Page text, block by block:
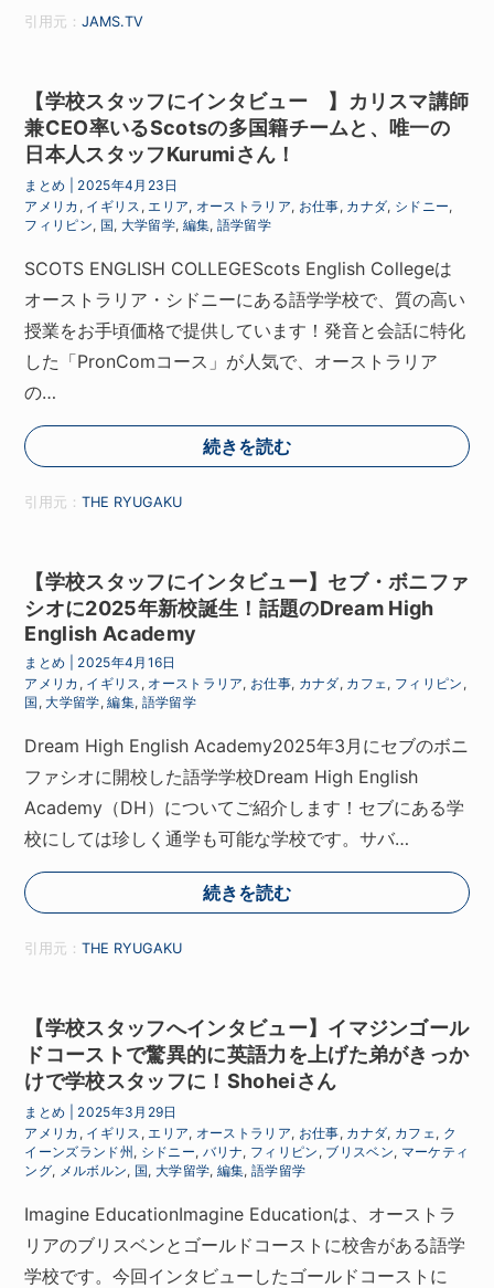
引用元：JAMS.TV
【学校スタッフにインタビュー 】カリスマ講師
兼CEO率いるScotsの多国籍チームと、唯一の
日本人スタッフKurumiさん！
まとめ
2025年4月23日
アメリカ , イギリス , エリア, オーストラリア, お仕事, カナダ, シドニー,
フィリピン, 国, 大学留学, 編集, 語学留学
SCOTS ENGLISH COLLEGEScots English Collegeは
オーストラリア・シドニーにある語学学校で、質の高い
授業をお手頃価格で提供しています！発音と会話に特化
した「PronComコース」が人気で、オーストラリア
の…
続きを読む
引用元：THE RYUGAKU
【学校スタッフにインタビュー】セブ・ボニファ
シオに2025年新校誕生！話題のDream High
English Academy
まとめ
2025年4月16日
アメリカ , イギリス , オーストラリア, お仕事, カナダ, カフェ , フィリピン ,
国 ,大学留学,編集, 語学留学
Dream High English Academy2025年3月にセブのボニ
ファシオに開校した語学学校Dream High English
Academy（DH）についてご紹介します！セブにある学
校にしては珍しく通学も可能な学校です。サバ…
続きを読む
引用元：THE RYUGAKU
【学校スタッフへインタビュー】イマジンゴール
ドコーストで驚異的に英語力を上げた弟がきっか
けで学校スタッフに！Shoheiさん
まとめ
2025年3月29日
アメリカ , イギリス , エリア, オーストラリア, お仕事, カナダ, カフェ , ク
イーンズランド州 , シドニー, バリナ, フィリピン , ブリスベン, マーケティ
ング, メルボルン, 国, 大学留学, 編集,語学留学
Imagine EducationImagine Educationは、オーストラ
リアのブリスベンとゴールドコーストに校舎がある語学
学校です。今回インタビューしたゴールドコーストに